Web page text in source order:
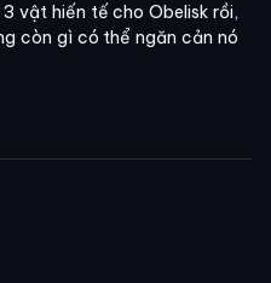
vật hiến tế cho Obelisk rồi,
còn gì có thể ngăn cản nó